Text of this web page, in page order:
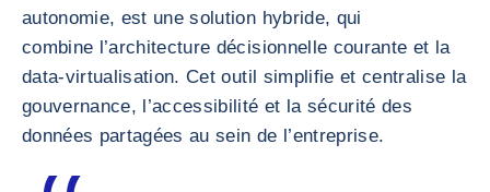
autonomie, est une solution hybride, qui
combine l’architecture décisionnelle courante et la
data-virtualisation. Cet outil simplifie et centralise la
gouvernance, l’accessibilité et la sécurité des
données partagées au sein de l’entreprise.